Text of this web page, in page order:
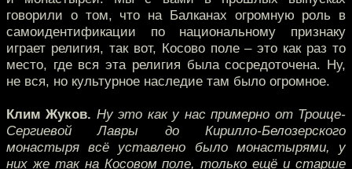
говорили о том, что на Балканах огромную роль в
самоидентификации по национальному признаку
играет религия, так вот, Косово поле – это как раз то
место, где вся эта религия была сосредоточена. Ну,
не вся, но культурное наследие там было огромное.
Клим Жуков. Ну это как у нас примерно от Троице-
Сергиевой Лавры до Кирилло-Белозерского
монастыря всё уставлено было монастырями, у
них же так на Косовом поле, только ещё и старше